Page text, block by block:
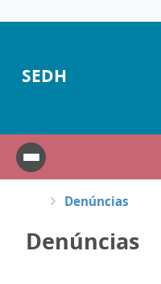
SEDH
Denúncias
Denúncias